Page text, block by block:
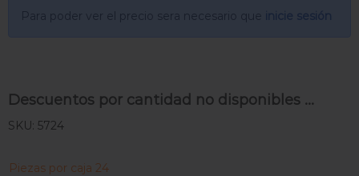
Para poder ver el precio sera necesario que
Descuentos por cantidad no disponibles ...
SKU: 5724
Piezas por caja 24